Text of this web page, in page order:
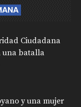
Ciudadana
una batalla
y una mujer